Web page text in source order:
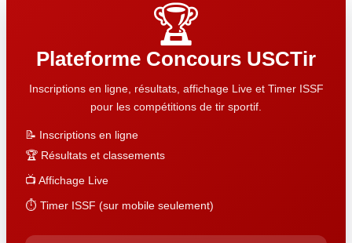
🏆
Plateforme Concours USCTir
Inscriptions en ligne, résultats, affichage Live et Timer ISSF
pour les compétitions de tir sportif.
📝 Inscriptions en ligne
🏆 Résultats et classements
📺 Affichage Live
⏱️ Timer ISSF (sur mobile seulement)